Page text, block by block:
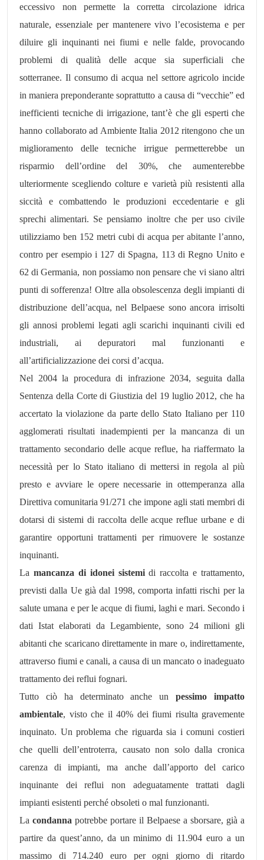
eccessivo non permette la corretta circolazione idrica
naturale, essenziale per mantenere vivo l’ecosistema e per
diluire gli inquinanti nei fiumi e nelle falde, provocando
problemi di qualità delle acque sia superficiali che
sotterranee. Il consumo di acqua nel settore agricolo incide
in maniera preponderante soprattutto a causa di “vecchie” ed
inefficienti tecniche di irrigazione, tant’è che gli esperti che
hanno collaborato ad Ambiente Italia 2012 ritengono che un
miglioramento delle tecniche irrigue permetterebbe un
risparmio dell’ordine del 30%, che aumenterebbe
ulteriormente scegliendo colture e varietà più resistenti alla
siccità e combattendo le produzioni eccedentarie e gli
sprechi alimentari. Se pensiamo inoltre che per uso civile
utilizziamo ben 152 metri cubi di acqua per abitante l’anno,
contro per esempio i 127 di Spagna, 113 di Regno Unito e
62 di Germania, non possiamo non pensare che vi siano altri
punti di sofferenza! Oltre alla obsolescenza degli impianti di
distribuzione dell’acqua, nel Belpaese sono ancora irrisolti
gli annosi problemi legati agli scarichi inquinanti civili ed
industriali, ai depuratori mal funzionanti e
all’artificializzazione dei corsi d’acqua.
Nel 2004 la procedura di infrazione 2034, seguita dalla
Sentenza della Corte di Giustizia del 19 luglio 2012, che ha
accertato la violazione da parte dello Stato Italiano per 110
agglomerati risultati inadempienti per la mancanza di un
trattamento secondario delle acque reflue, ha riaffermato la
necessità per lo Stato italiano di mettersi in regola al più
presto e avviare le opere necessarie in ottemperanza alla
Direttiva comunitaria 91/271 che impone agli stati membri di
dotarsi di sistemi di raccolta delle acque reflue urbane e di
garantire opportuni trattamenti per rimuovere le sostanze
inquinanti.
La mancanza di idonei sistemidi raccolta e trattamento,
previsti dalla Ue già dal 1998, comporta infatti rischi per la
salute umana e per le acque di fiumi, laghi e mari. Secondo i
dati Istat elaborati da Legambiente, sono 24 milioni gli
abitanti che scaricano direttamente in mare o, indirettamente,
attraverso fiumi e canali, a causa di un mancato o inadeguato
trattamento dei reflui fognari.
Tutto ciò ha determinato anche unpessimo impatto
ambientale, visto che il 40% dei fiumi risulta gravemente
inquinato. Un problema che riguarda sia i comuni costieri
che quelli dell’entroterra, causato non solo dalla cronica
carenza di impianti, ma anche dall’apporto del carico
inquinante dei reflui non adeguatamente trattati dagli
impianti esistenti perché obsoleti o mal funzionanti.
La condanna potrebbe portare il Belpaese a sborsare, già a
partire da quest’anno, da un minimo di 11.904 euro a un
massimo di 714.240 euro per ogni giorno di ritardo